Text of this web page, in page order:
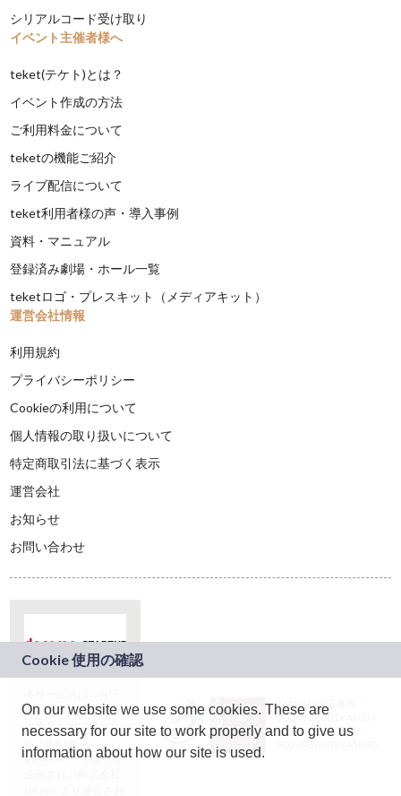
シリアルコード受け取り
イベント主催者様へ
teket(テケト)とは？
イベント作成の方法
ご利用料金について
teketの機能ご紹介
ライブ配信について
teket利用者様の声・導入事例
資料・マニュアル
登録済み劇場・ホール一覧
teketロゴ・プレスキット（メディアキット）
運営会社情報
利用規約
プライバシーポリシー
Cookieの利用について
個人情報の取り扱いについて
特定商取引法に基づく表示
運営会社
お知らせ
お問い合わせ
ドコモグループの新
規事業創出プログラ
ム「docomo
STARTUP」を通じて
JASRAC許諾番号：
9024936001Y45037
JASRAC許諾番号：
On our website we use some cookies. These are
necessary for our site to work properly and to give us
information about how our site is used.